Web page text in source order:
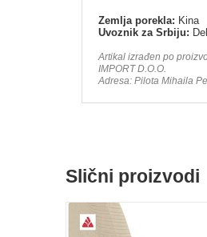
Zemlja porekla: Kina
Uvoznik za Srbiju:
Artikal izrađen po
IMPORT D.O.O.
Adresa: Pilota Mihaila
Slični proizvodi